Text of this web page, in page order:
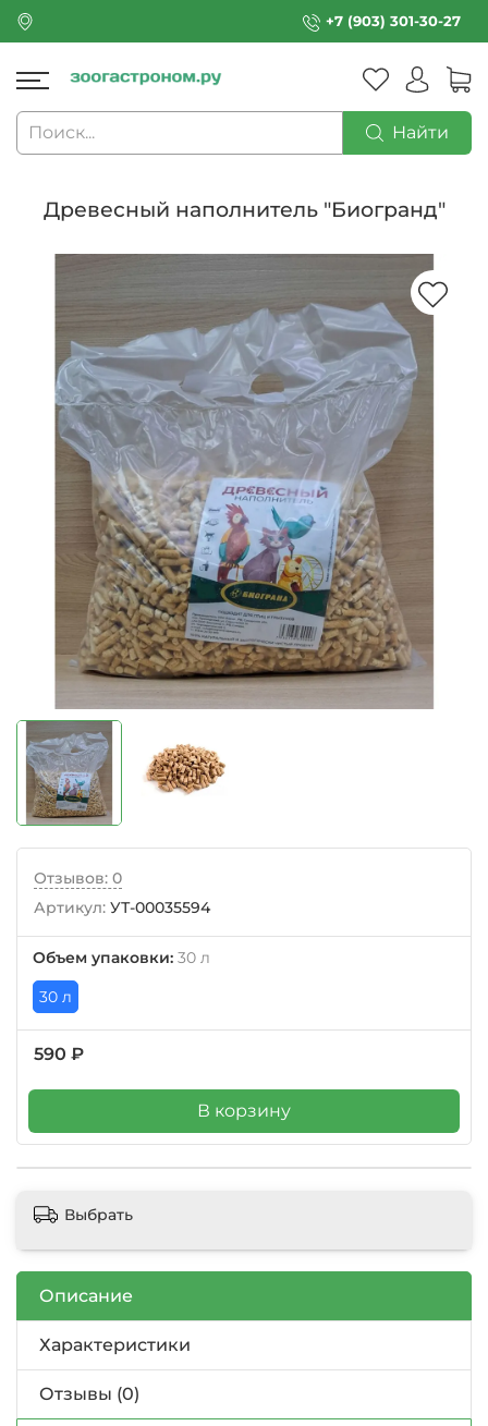
+7 (903) 301-30-27
Найти
Древесный наполнитель "Биогранд"
Отзывов: 0
Артикул: УТ-00035594
Объем упаковки: 30 л
30 л
590 ₽
В корзину
Выбрать
Описание
Характеристики
Отзывы (0)